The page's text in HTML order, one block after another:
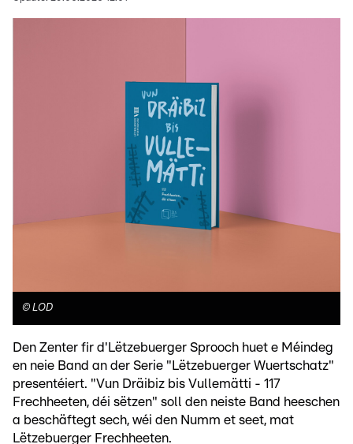
© LOD
Den Zenter fir d'Lëtzebuerger Sprooch huet e Méindeg
en neie Band an der Serie "Lëtzebuerger Wuertschatz"
presentéiert. "Vun Dräibiz bis Vullemätti - 117
Frechheeten, déi sëtzen" soll den neiste Band heeschen
a beschäftegt sech, wéi den Numm et seet, mat
Lëtzebuerger Frechheeten.